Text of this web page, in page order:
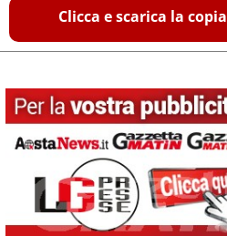
Clicca e scarica la copia